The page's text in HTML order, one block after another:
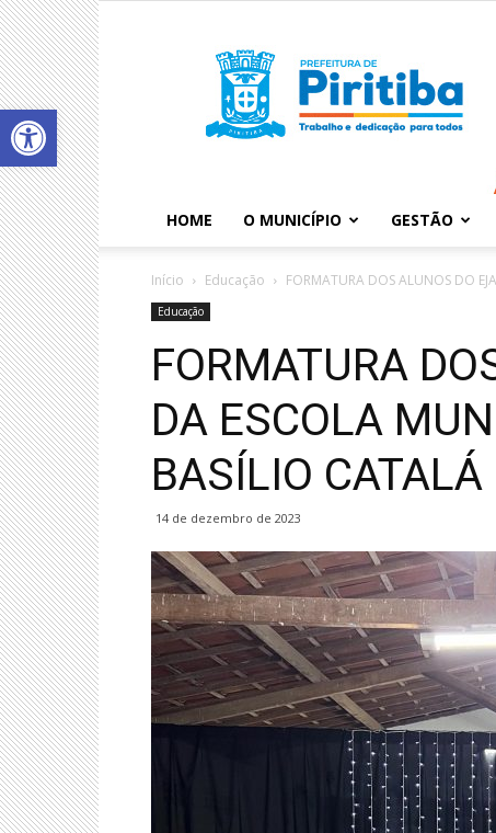
Abrir a barra de ferramentas
HOME O MUNICÍPIO GESTÃO
Início Educação FORMATURA DOS ALUNOS DO
Educação
FORMATURA
DA ESCOLA
BASÍLIO CATALÁ
14 de dezembro de 2023